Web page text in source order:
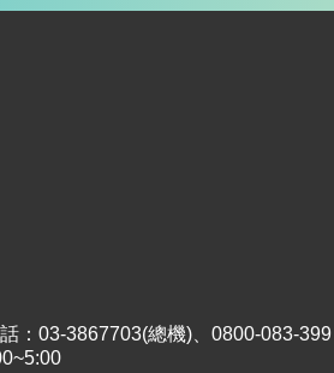
：03-3867703(總機)、0800-083-399